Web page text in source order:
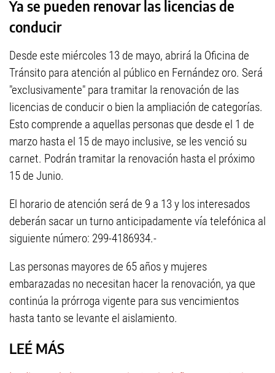
Ya se pueden renovar las licencias de
conducir
Desde este miércoles 13 de mayo, abrirá la Oficina de
Tránsito para atención al público en Fernández oro. Será
"exclusivamente" para tramitar la renovación de las
licencias de conducir o bien la ampliación de categorías.
Esto comprende a aquellas personas que desde el 1 de
marzo hasta el 15 de mayo inclusive, se les venció su
carnet. Podrán tramitar la renovación hasta el próximo
15 de Junio.
El horario de atención será de 9 a 13 y los interesados
deberán sacar un turno anticipadamente vía telefónica al
siguiente número: 299-4186934.-
Las personas mayores de 65 años y mujeres
embarazadas no necesitan hacer la renovación, ya que
continúa la prórroga vigente para sus vencimientos
hasta tanto se levante el aislamiento.
LEÉ MÁS